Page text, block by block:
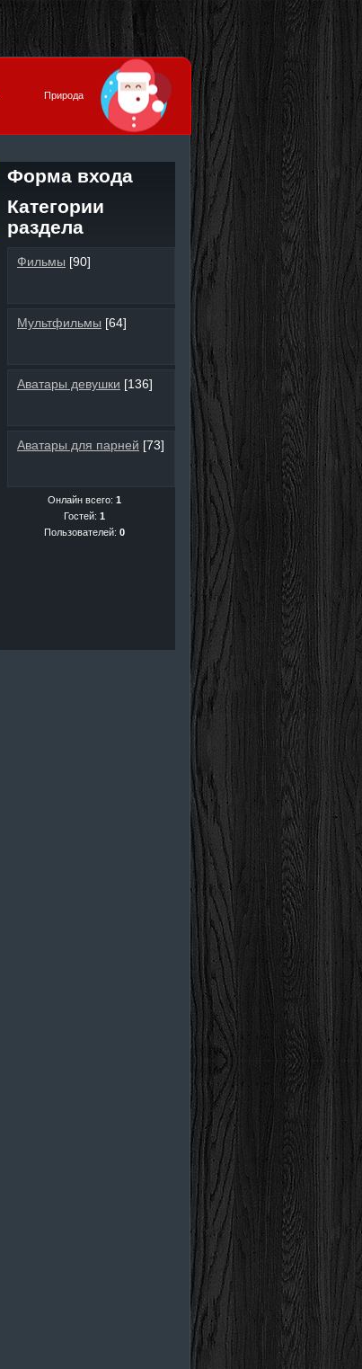
Природа
Форма входа
Категории
раздела
Фильмы [90]
Мультфильмы [64]
Аватары девушки [136]
Аватары для парней [73]
Онлайн всего: 1
Гостей: 1
Пользователей: 0